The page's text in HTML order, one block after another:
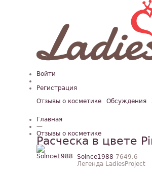
Войти
Регистрация
Главная
—
Отзывы о косметике
Расческа в цвете
Solnce1988 7649.6
Легенда LadiesProject
Отзывы о косметике Обсуждения